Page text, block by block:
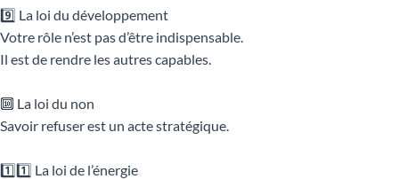
9️⃣ La loi du développement
Votre rôle n’est pas d’être indispensable.
Il est de rendre les autres capables.
🔟 La loi du non
Savoir refuser est un acte stratégique.
1️⃣1️⃣ La loi de l’énergie